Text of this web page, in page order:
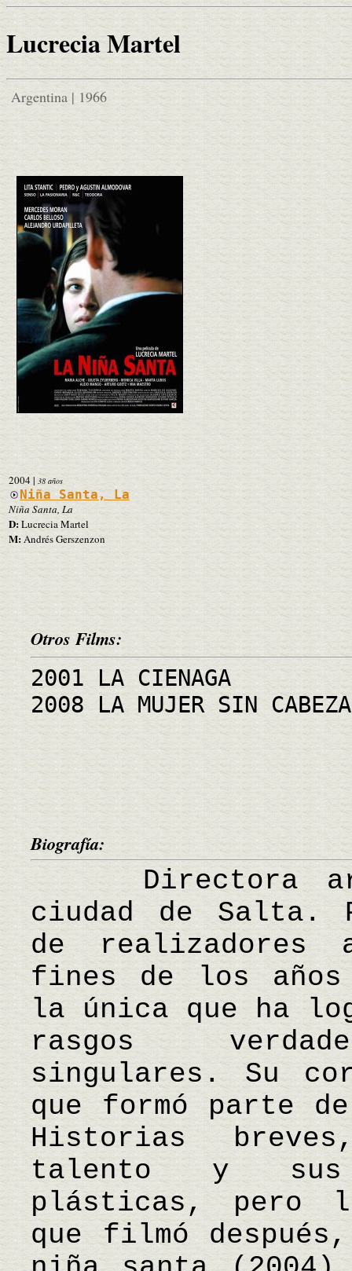
Lucrecia Martel
Argentina | 1966
2004| 38 años
Niña Santa, La
Niña Santa, La
D:Lucrecia Martel
M:Andrés Gerszenzon
Otros Films:
2001 LA CIENAGA
2008 LA MUJER SIN CABEZA
Biografía:
Directora
ciudad de Salta.
de realizadores
fines de los años
la única que ha
rasgos
singulares. Su
que formó parte
Historias
talento y sus
plásticas, pero
que filmó